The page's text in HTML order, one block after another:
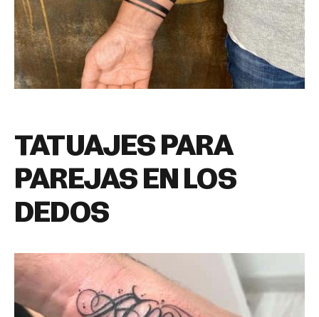
TATUAJES PARA
PAREJAS EN LOS
DEDOS